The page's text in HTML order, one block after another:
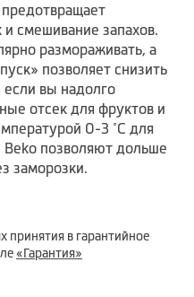
и смешивание запахов.
размораживать, а
позволяет снизить
если вы надолго
отсек для фруктов и
0-3 ˚С для
позволяют дольше
заморозки.
принятия в гарантийное
«Гарантия»